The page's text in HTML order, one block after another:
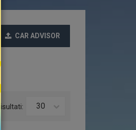
CAR ADVISOR
Risultati: 30